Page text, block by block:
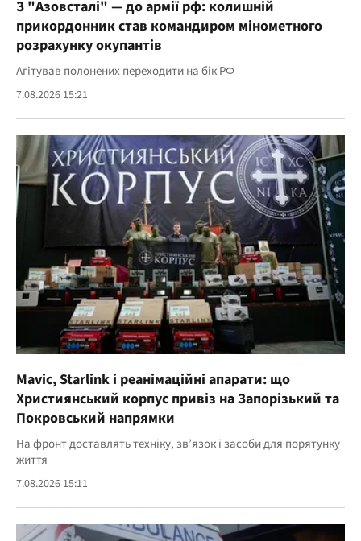
З "Азовсталі" — до армії рф: колишній
прикордонник став командиром мінометного
розрахунку окупантів
Агітував полонених переходити на бік РФ
7.08.2026 15:21
Mavic, Starlink і реанімаційні апарати: що
Християнський корпус привіз на Запорізький та
Покровський напрямки
На фронт доставлять техніку, зв’язок і засоби для порятунку
життя
7.08.2026 15:11